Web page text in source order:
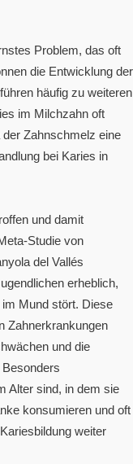
Problem, das oft
die Entwicklung der
häufig zu weiteren
im Milchzahn oft
Zahnschmelz eine
bei Karies in
und damit
Studie von
del Vallés
erheblich,
Mund stört. Diese
Zahnerkrankungen
und die
Alter sind, in dem sie
konsumieren und oft
weiter